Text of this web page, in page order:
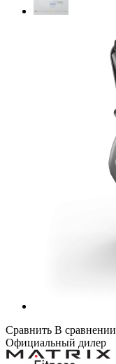
Сравнить В сравнении
Официальный дилер